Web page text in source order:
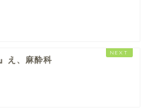
え、麻酔科